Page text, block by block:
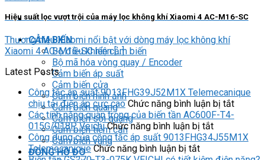
CẢM BIẾN
Bộ điều khiển cảm biến
Bộ mã hóa vòng quay / Encoder
Cảm biến áp suất
Cảm biến cửa
Cảm biến hình ảnh
Cảm biến quang
Cảm biến sợi quang
Cảm biến tiệm cận
Cảm biến vùng
ĐỒNG HỒ ĐO
Hiệu suất lọc vượt trội của máy lọc không khí Xiaomi 4 AC-M16-SC
Thương hiệu Xiaomi nổi bật với dòng máy lọc không khí
Xiaomi 4 AC-M16-SC hiện [...]
Latest Posts
Công tắc áp suất 9013FHG39J52M1X Telemecanique
chịu tải điện áp cực cao Chức năng bình luận bị tắtở
áp
Các tính năng quan trọng của biến tần AC600F-T4-
015G/018P Veichi Chức năng bình luận bị tắtở
Các
Công dụng của công tắc áp suất 9013FHG34J55M1X
Telemecanique Chức năng bình luận bị tắtở